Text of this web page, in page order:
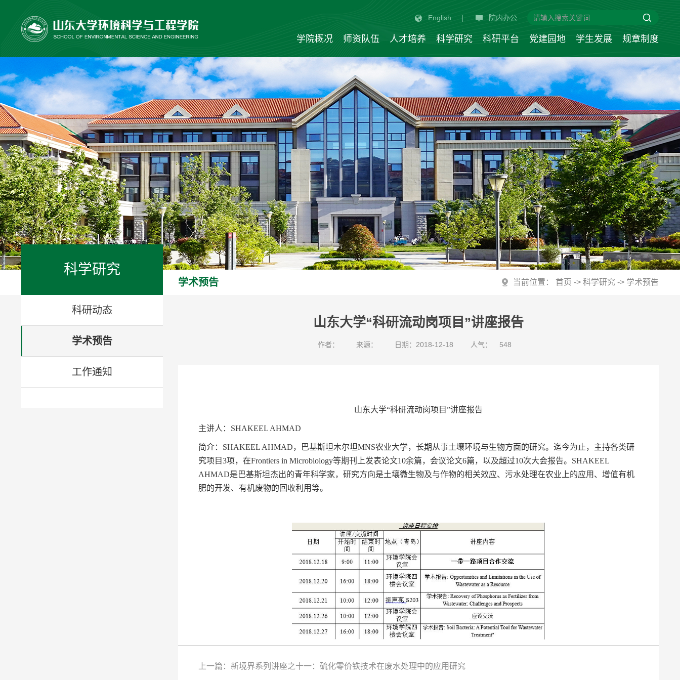
English | 院内办公
学院概况 师资队伍 人才培养 科学研究 科研平台 党建园地 学生发展 规章制度
科学研究
科研动态
学术预告
工作通知
学术预告 当前位置： 首页 ->科学研究 -> 学术预告
山东大学“科研流动岗项目”讲座报告
作者： 来源： 日期：2018-12-18 人气： 548
山东大学“科研流动岗项目”讲座报告
主讲人： SHAKEEL AHMAD
简介： SHAKEEL AHMAD，巴基斯坦木尔坦MNS农业大学，长期从事土壤环境与生物方面的研究。迄今为止，主持各类研
究项目3项，在Frontiers in Microbiology等期刊上发表论文10余篇，会议论文6篇，以及超过10次大会报告。 SHAKEEL
AHMAD是巴基斯坦杰出的青年科学家，研究方向是土壤微生物及与作物的相关效应、污水处理在农业上的应用、增值有机
肥的开发、有机废物的回收利用等。
上一篇：新境界系列讲座之十一：硫化零价铁技术在废水处理中的应用研究